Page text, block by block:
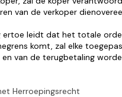
van de verkoper
ertoe leidt dat het totale
komt, zal elke
van de terugbetaling
Herroepingsrecht